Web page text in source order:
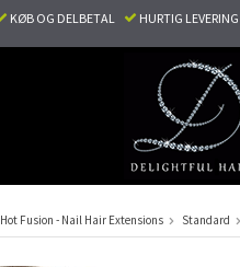
KØB OG DELBETAL HURTIG LEVERING
Hot Fusion - Nail Hair Extensions Standard